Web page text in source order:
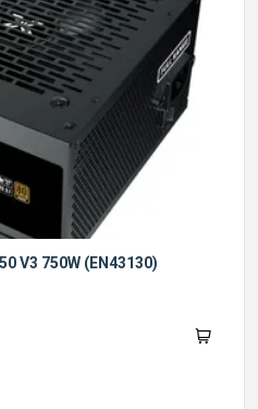
V3 750W (EN43130)